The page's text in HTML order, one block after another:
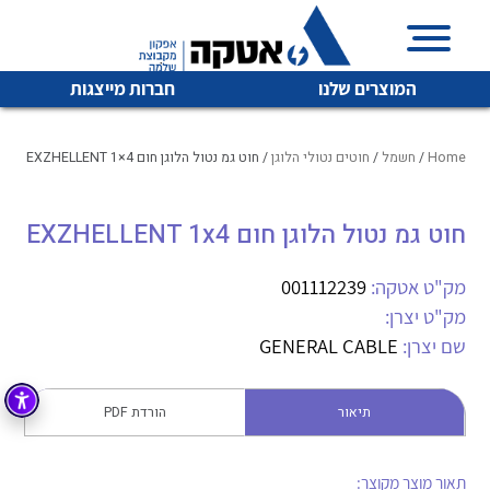
המוצרים שלנו חברות מייצגות
איכות | שרות | זמינות
והפצה של מוצרי
מיתוג, בקרה , ואינסטלציה חשמלית ופעילה ב7 תחומים:
חשמל
רובוטיקה ואוטומציה תעשייתית
Home
/ חשמל / חוטים נטולי הלוגן/ חוט גמ נטול הלוגן חום EXZHELLENT 1×4
חוט גמ נטול הלוגן חום EXZHELLENT 1x4
מק"ט אטקה: 001112239
מק"ט יצרן:
שם יצרן: GENERAL CABLE
תיאור הורדת PDF
תאור מוצר מקוצר: